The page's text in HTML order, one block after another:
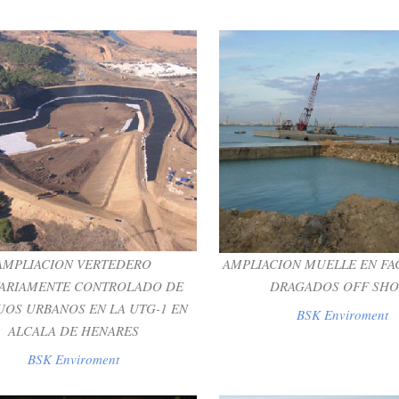
VERTEDERO
CONTROLADO
URBANOS EN LA UTG-
EN ALCALA DE HENARES
BSK Enviroment
VERTEDERO
CONTROLADO DE
URBANOS EN LA UTG-1 EN
ALCALA DE HENARES
BSK Enviroment
AMPLIACION MUELLE EN
DE DRAGADOS OFF
BSK Enviroment
AMPLIACION MUELLE EN
DRAGADOS OFF
BSK Enviroment